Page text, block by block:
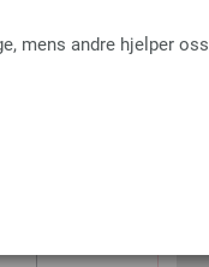
mens andre hjelper oss